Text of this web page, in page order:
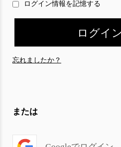
ログイン情報を記憶する
忘れましたか？
または